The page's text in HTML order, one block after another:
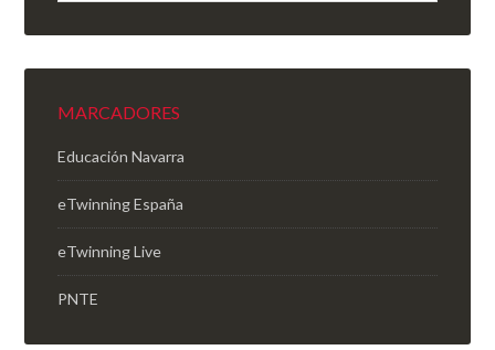
MARCADORES
Educación Navarra
eTwinning España
eTwinning Live
PNTE